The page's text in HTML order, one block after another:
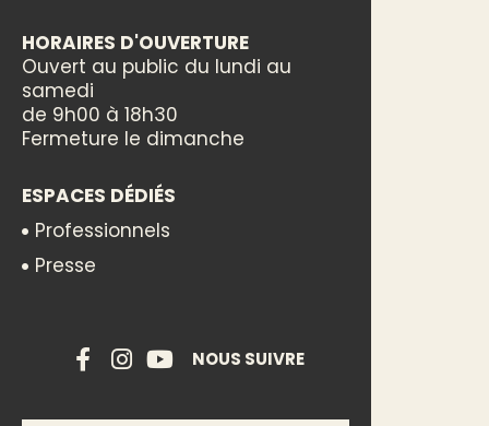
HORAIRES D'OUVERTURE
Ouvert au public du lundi au
samedi
de 9h00 à 18h30
Fermeture le dimanche
ESPACES DÉDIÉS
Professionnels
Presse
NOUS SUIVRE